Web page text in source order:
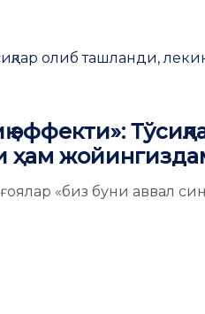
эффекти»:
ҳам
«биз буни аввал